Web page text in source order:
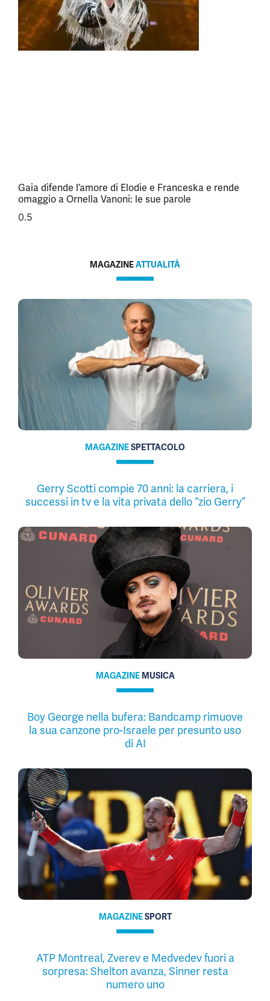
Gaia difende l’amore di Elodie e Franceska e rende
omaggio a Ornella Vanoni: le sue parole
MAGAZINEATTUALITÀ
MAGAZINESPETTACOLO
Gerry Scotti compie 70 anni: la carriera, i
successi in tv e la vita privata dello “zio Gerry”
MAGAZINE MUSICA
Boy George nella bufera: Bandcamp rimuove
la sua canzone pro-Israele per presunto uso
di AI
MAGAZINESPORT
ATP Montreal, Zverev e Medvedev fuori a
sorpresa: Shelton avanza, Sinner resta
numero uno